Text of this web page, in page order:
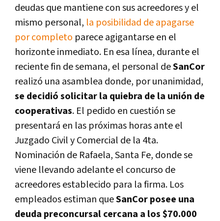
deudas que mantiene con sus acreedores y el
mismo personal, la posibilidad de apagarse
por completo parece agigantarse en el
horizonte inmediato. En esa línea, durante el
reciente fin de semana, el personal deSanCor
realizó una asamblea donde, por unanimidad,
se decidió solicitar la quiebra de la unión de
cooperativas. El pedido en cuestión se
presentará en las próximas horas ante el
Juzgado Civil y Comercial de la 4ta.
Nominación de Rafaela, Santa Fe, donde se
viene llevando adelante el concurso de
acreedores establecido para la firma. Los
empleados estiman queSanCor posee una
deuda preconcursal cercana a los $70.000